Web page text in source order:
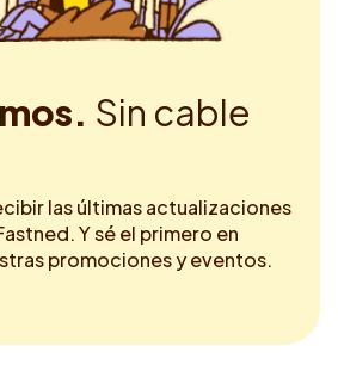
Sin cable
las últimas actualizaciones
Y sé el primero en
promociones y eventos.